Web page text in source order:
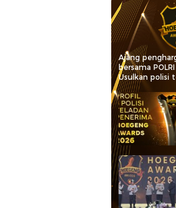
Ajang
bersama
Usulkan polisi